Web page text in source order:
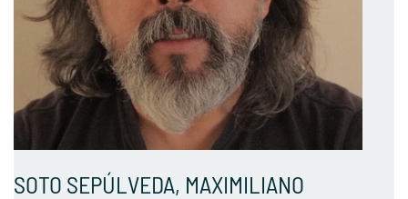
SOTO SEPÚLVEDA, MAXIMILIANO